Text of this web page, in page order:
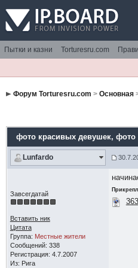
Пытки и казни Torturesru.com
Форум Torturesru.com > Основная
фото красивых девушек, фото
Lunfardo
Завсегдатай
Вставить ник
Цитата
Группа: Местные жители
Сообщений: 338
Регистрация: 4.7.2007
Из: Рига